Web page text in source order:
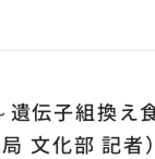
遺伝子組換え
文化部 記者